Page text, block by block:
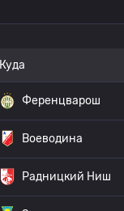
Куда
Ференцварош
Воеводина
Радницкий Ниш